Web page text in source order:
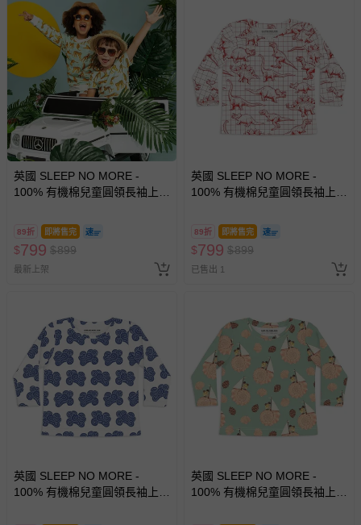
英國 SLEEP NO MORE -
100% 有機棉兒童圓領長袖上
89折 即將售完
$799 $899
最新上架
英國 SLEEP NO MORE -
100% 有機棉兒童圓領長袖上
89折 即將售完
$799 $899
已售出 1
英國 SLEEP NO MORE -
100% 有機棉兒童圓領長袖上
英國 SLEEP NO MORE -
100% 有機棉兒童圓領長袖上